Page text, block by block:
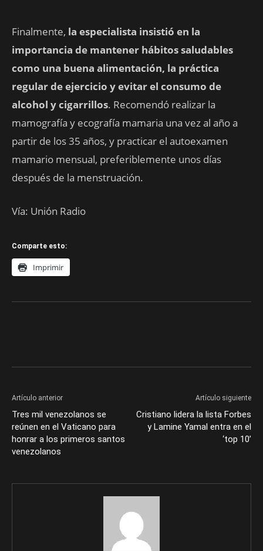
Finalmente, la especialista insistió en la
importancia de mantener hábitos saludables
como una buena alimentación, la práctica
regular de ejercicio y evitar el consumo de
alcohol y cigarrillos. Recomendó realizar la
mamografía y ecografía mamaria una vez al año a
partir de los 35 años, y practicar el autoexamen
mamario mensual, preferiblemente unos días
después de la menstruación.
Vía: Unión Radio
Comparte esto:
Imprimir
Artículo anterior
Tres mil venezolanos se
reúnen en el Vaticano para
honrar a los primeros santos
venezolanos
Artículo siguiente
Cristiano lidera la lista Forbes
y Lamine Yamal entra en el
‘top 10’